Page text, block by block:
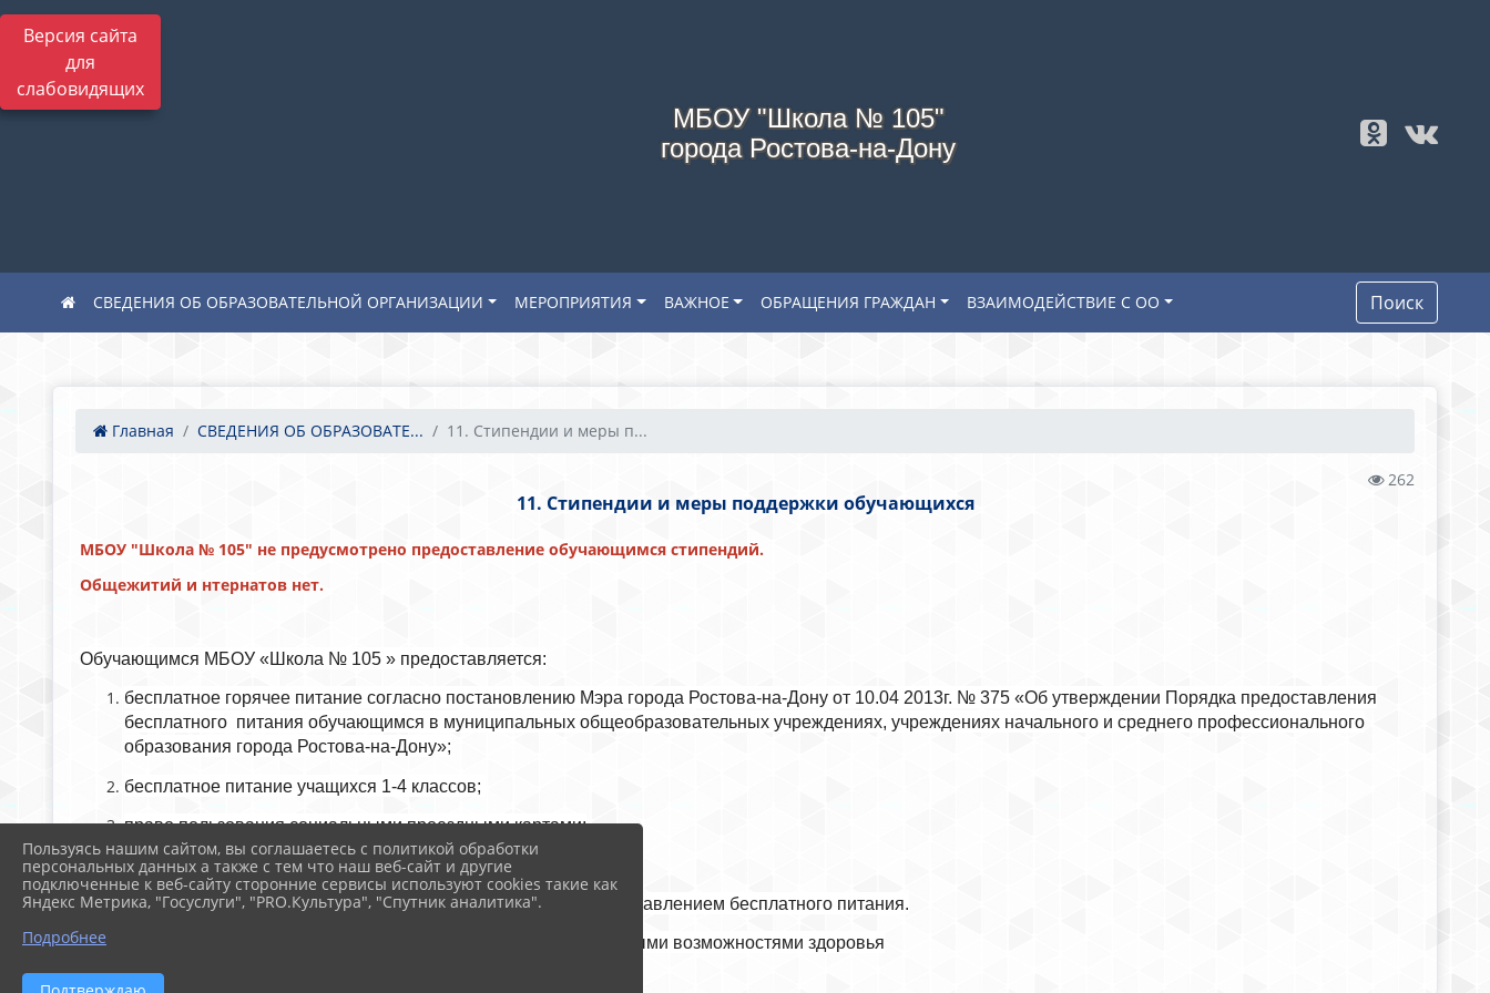
Версия сайта
для
слабовидящих
МБОУ "Школа № 105"
города Ростова-на-Дону
СВЕДЕНИЯ ОБ ОБРАЗОВАТЕЛЬНОЙ ОРГАНИЗАЦИИ МЕРОПРИЯТИЯ ВАЖНОЕ ОБРАЩЕНИЯ ГРАЖДАН ВЗАИМОДЕЙСТВИЕ С ОО Поиск
Главная СВЕДЕНИЯ ОБ ОБРАЗОВАТЕ... 11. Стипендии и меры п...
262
11. Стипендии и меры поддержки обучающихся
МБОУ "Школа № 105" не предусмотрено предоставление обучающимся стипендий.
Общежитий и нтернатов нет.
Обучающимся МБОУ «Школа № 105 » предоставляется:
бесплатное горячее питание согласно постановлению Мэра города Ростова-на-Дону от 10.04 2013г. № 375 «Об утверждении Порядка предоставления
бесплатного питания обучающимся в муниципальных общеобразовательных учреждениях, учреждениях начального и среднего профессионального
образования города Ростова-на-Дону»;
бесплатное питание учащихся 1-4 классов;
право пользования социальными проездными картами;
обеспеченность бесплатными учебниками - 100%;
на каникулах работает лагерь дневного пребывания с предоставлением бесплатного питания.
бесплатное двухразовое питание обучающихся с ограниченными возможностями здоровья
Пользуясь нашим сайтом, вы соглашаетесь с политикой обработки
персональных данных а также с тем что наш веб-сайт и другие
подключенные к веб-сайту сторонние сервисы используют cookies такие как
Яндекс Метрика, "Госуслуги", "PRO.Культура", "Спутник аналитика".
Подробнее